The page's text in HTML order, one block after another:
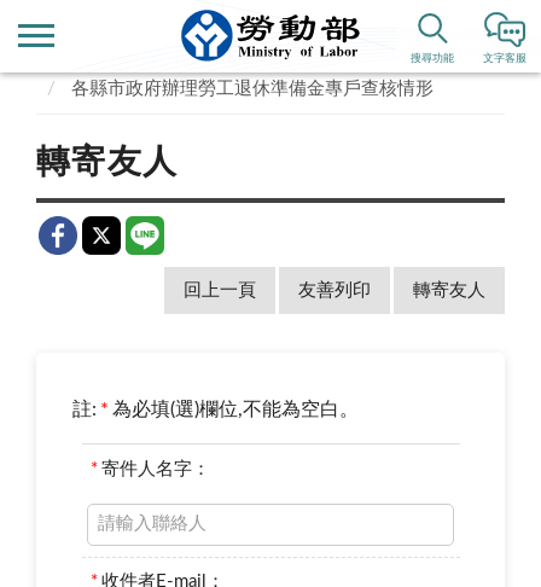
文字客服
搜尋功能
業務專區 勞動福祉、退休
勞退舊制
各縣市政府辦理勞工退休準備金專戶查核情形
轉寄友人
回上一頁 友善列印 轉寄友人
註: * 為必填(選)欄位,不能為空白。
* 寄件人名字：
* 收件者E-mail：